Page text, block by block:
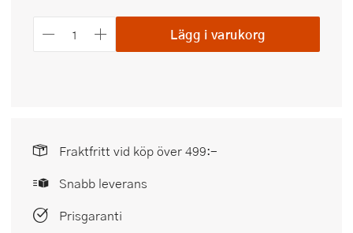
Lägg i varukorg
Fraktfritt vid köp över 499:-
Snabb leverans
Prisgaranti